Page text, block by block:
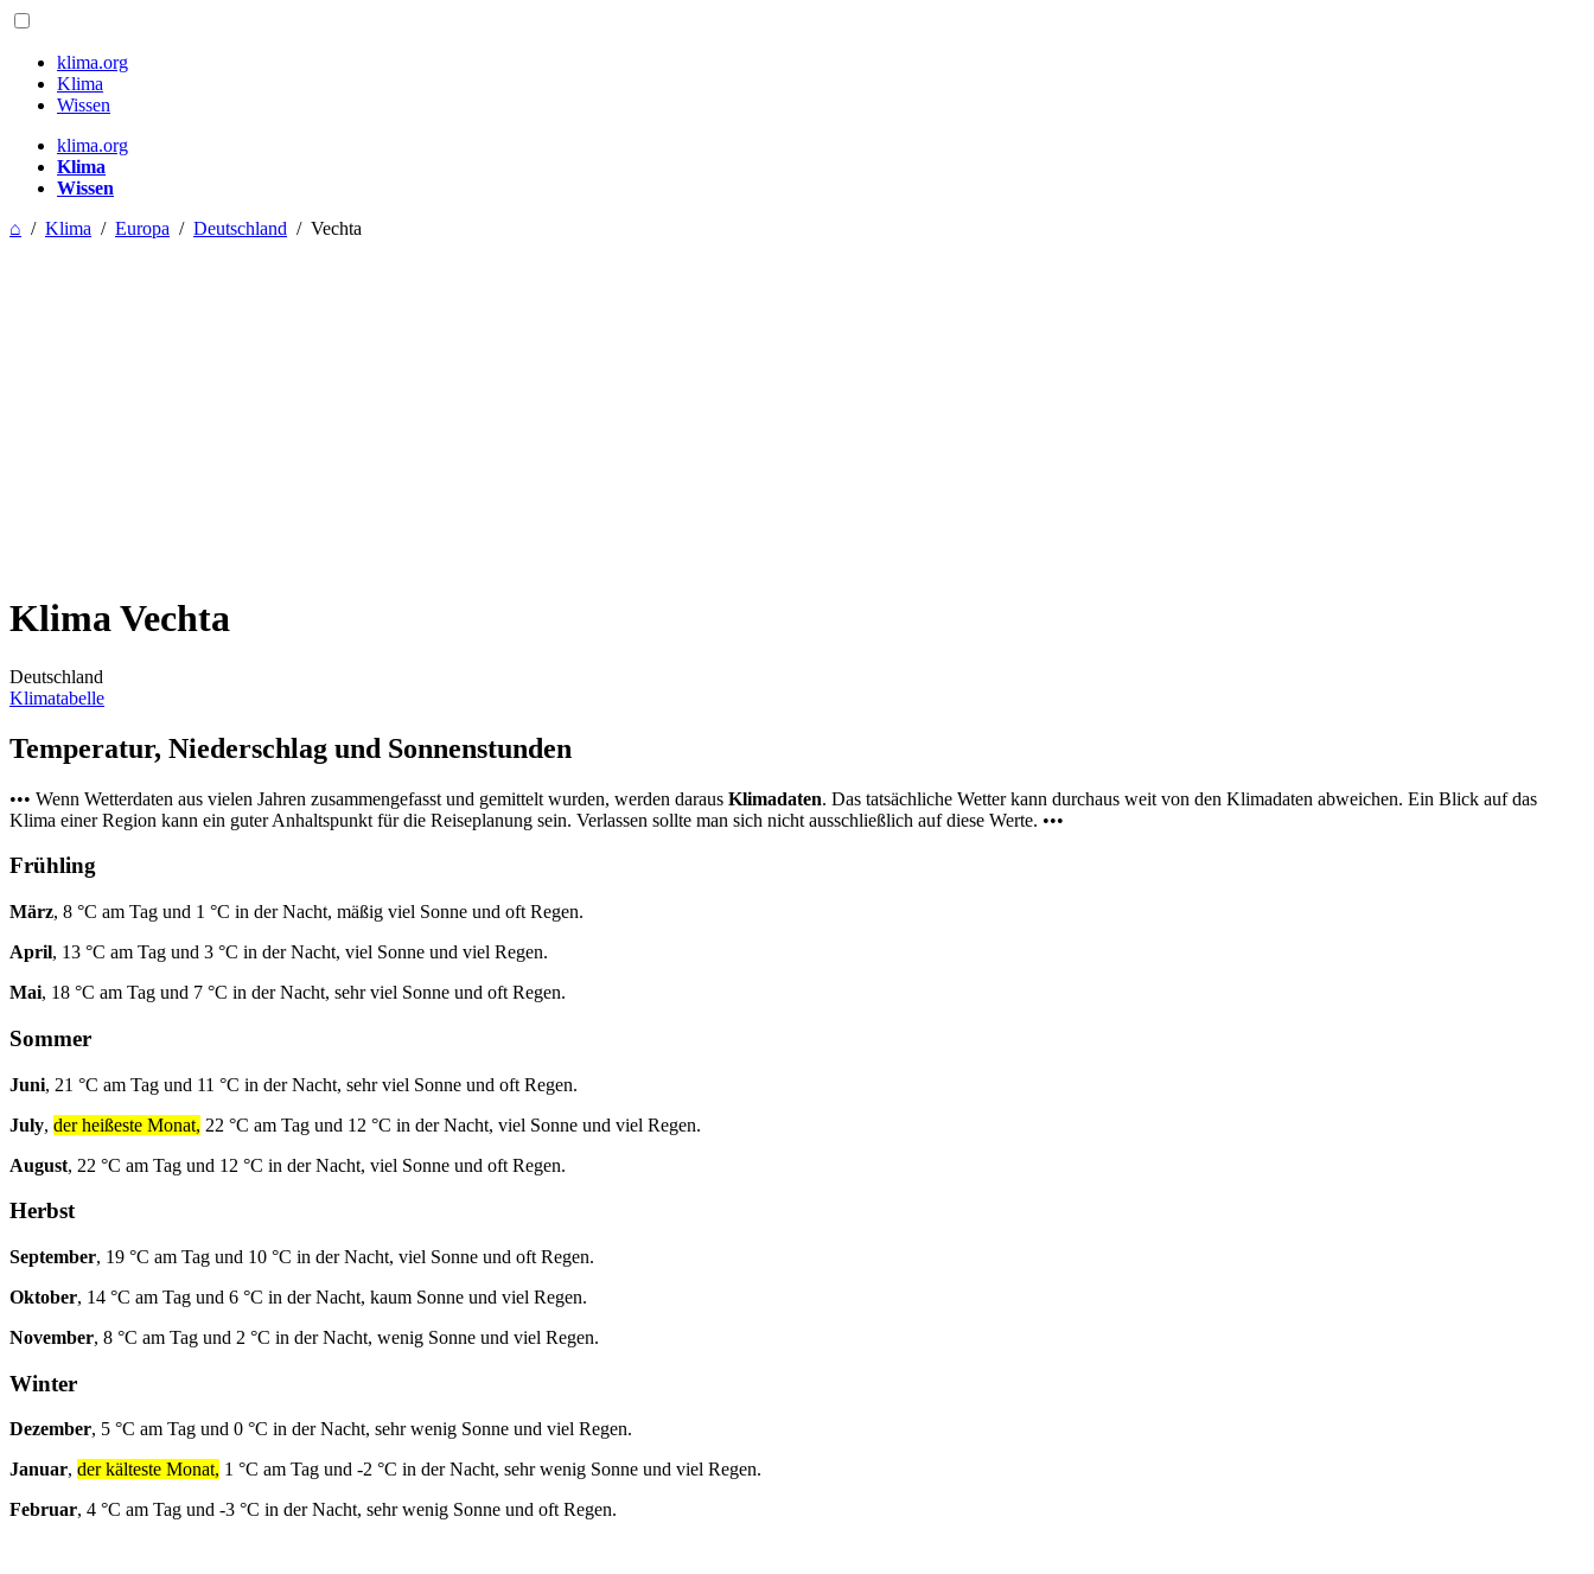
klima.org
Klima
Wissen
klima.org
Klima
Wissen
⌂ / Klima / Europa / Deutschland / Vechta
Klima Vechta
Deutschland
Klimatabelle
Temperatur, Niederschlag und Sonnenstunden
••• Wenn Wetterdaten aus vielen Jahren zusammengefasst und gemittelt wurden, werden daraus Klimadaten. Das tatsächliche Wetter kann durchaus weit von den Klimadaten abweichen. Ein Blick auf das
Klima einer Region kann ein guter Anhaltspunkt für die Reiseplanung sein. Verlassen sollte man sich nicht ausschließlich auf diese Werte. •••
Frühling
März, 8 °C am Tag und 1 °C in der Nacht, mäßig viel Sonne und oft Regen.
April, 13 °C am Tag und 3 °C in der Nacht, viel Sonne und viel Regen.
Mai, 18 °C am Tag und 7 °C in der Nacht, sehr viel Sonne und oft Regen.
Sommer
Juni, 21 °C am Tag und 11 °C in der Nacht, sehr viel Sonne und oft Regen.
July, der heißeste Monat, 22 °C am Tag und 12 °C in der Nacht, viel Sonne und viel Regen.
August, 22 °C am Tag und 12 °C in der Nacht, viel Sonne und oft Regen.
Herbst
September, 19 °C am Tag und 10 °C in der Nacht, viel Sonne und oft Regen.
Oktober, 14 °C am Tag und 6 °C in der Nacht, kaum Sonne und viel Regen.
November, 8 °C am Tag und 2 °C in der Nacht, wenig Sonne und viel Regen.
Winter
Dezember, 5 °C am Tag und 0 °C in der Nacht, sehr wenig Sonne und viel Regen.
Januar, der kälteste Monat, 1 °C am Tag und -2 °C in der Nacht, sehr wenig Sonne und viel Regen.
Februar, 4 °C am Tag und -3 °C in der Nacht, sehr wenig Sonne und oft Regen.